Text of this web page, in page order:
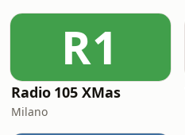
R1
Radio 105 XMas
Milano